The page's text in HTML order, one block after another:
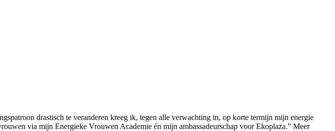
drastisch te veranderen kreeg ik, tegen alle verwachting in, op korte termijn mijn energie
via mijn Energieke Vrouwen Academie én mijn ambassadeurschap voor Ekoplaza.” Meer